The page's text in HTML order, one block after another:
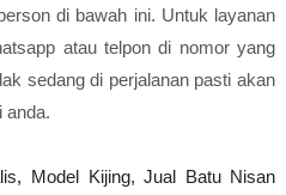
di bawah ini. Untuk layanan
atau telpon di nomor yang
sedang di perjalanan pasti akan
anda.
Model Kijing, Jual Batu Nisan